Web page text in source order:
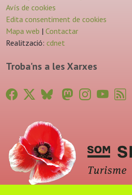
Avís de cookies
Edita consentiment de cookies
Mapa web | Contactar
Realització: cdnet
Troba'ns a les Xarxes